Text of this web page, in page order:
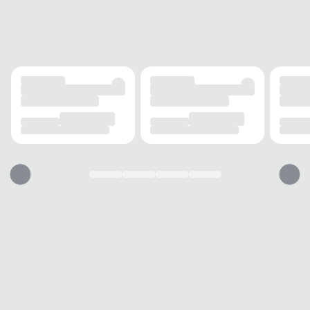
SOLADO
MATERIAL
ADERÊNCIA
Alta
AMORTECIMENTO
PALMILHA
MATERIAL